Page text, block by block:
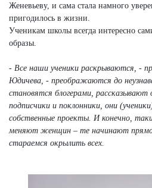
Женевьеву, и сама стала намного
пригодилось в жизни.
Ученикам школы всегда интересно
образы.
- Все наши ученики раскрываются, -
Юдичева, - преображаются до
становятся блогерами, рассказывают
подписчики и поклонники, они
собственные проекты. И конечно,
меняют женщин – те начинают
стараемся окрылить всех.